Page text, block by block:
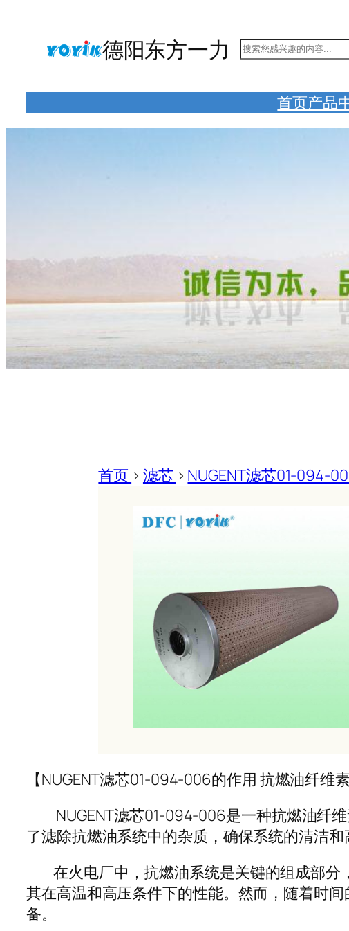
德阳东方一力
搜
首页产品
首页 > 滤芯 > NUGENT滤芯01-094-
【NUGENT滤芯01-094-006的作用 抗燃油纤维素
NUGENT滤芯01-094-006是一种抗燃油纤维
了滤除抗燃油系统中的杂质，确保系统的清洁和
在火电厂中，抗燃油系统是关键的组成部分
其在高温和高压条件下的性能。然而，随着时
备。